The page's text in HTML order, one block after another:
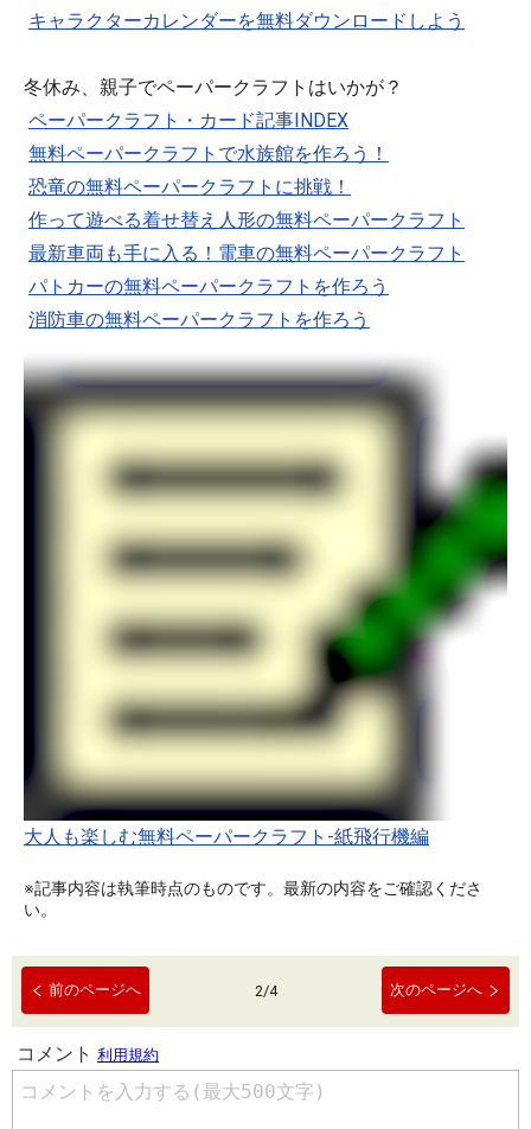
キャラクターカレンダーを無料ダウンロードしよう
冬休み、親子でペーパークラフトはいかが？
ペーパークラフト・カード記事INDEX
無料ペーパークラフトで水族館を作ろう！
恐竜の無料ペーパークラフトに挑戦！
作って遊べる着せ替え人形の無料ペーパークラフト
最新車両も手に入る！電車の無料ペーパークラフト
パトカーの無料ペーパークラフトを作ろう
消防車の無料ペーパークラフトを作ろう
大人も楽しむ無料ペーパークラフト-紙飛行機編
※記事内容は執筆時点のものです。最新の内容をご確認くださ
い。
前のページへ 2/4 次のページへ